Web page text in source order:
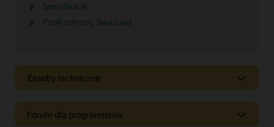
Specyfikacje
Profil ochrony Java Card
Zasoby techniczne
Forum dla programistów